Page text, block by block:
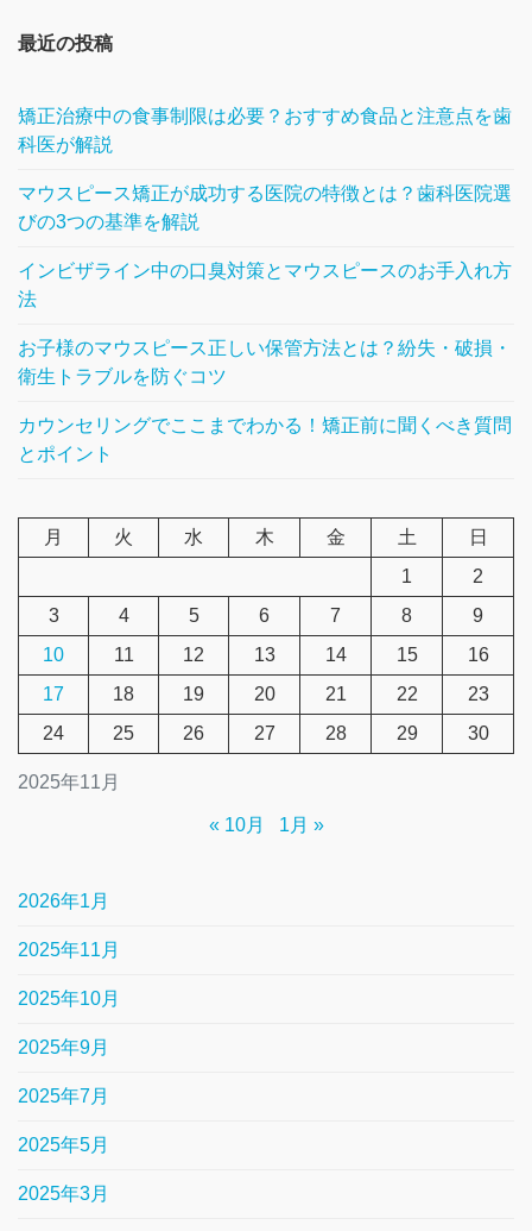
最近の投稿
矯正治療中の食事制限は必要？おすすめ食品と注意点を歯
科医が解説
マウスピース矯正が成功する医院の特徴とは？歯科医院選
びの3つの基準を解説
インビザライン中の口臭対策とマウスピースのお手入れ方
法
お子様のマウスピース正しい保管方法とは？紛失・破損・
衛生トラブルを防ぐコツ
カウンセリングでここまでわかる！矯正前に聞くべき質問
とポイント
2025年11月
月 火 水 木 金 土
日
1
2
3
4 5 6 7 8
9
10
11 12 13 14 15
16
17
18 19 20 21 22
23
24
25 26 27 28 29 30
« 10月 1月 »
2026年1月
2025年11月
2025年10月
2025年9月
2025年7月
2025年5月
2025年3月